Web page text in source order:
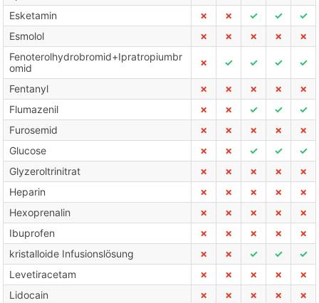
Esketamin
✗ ✗ ✓ ✓
✓
Esmolol
✗ ✗ ✗ ✗
✗
Fenoterolhydrobromid+Ipratropiumbr
omid
✗ ✓ ✓ ✓ ✓
Fentanyl ✗ ✗ ✗ ✗
✗
Flumazenil
✗ ✗ ✓ ✓
✓
Furosemid
✗ ✗ ✗ ✗
✗
Glucose
✗ ✗ ✓ ✓
✓
Glyzeroltrinitrat
✗ ✗ ✗ ✗
✗
Heparin
✗ ✗ ✗ ✗
✗
Hexoprenalin
✗ ✗ ✗ ✗
✗
Ibuprofen
✗ ✗ ✗ ✗
✗
kristalloide Infusionslösung
✗ ✗ ✓ ✓
✓
Levetiracetam
✗ ✗ ✗ ✗
✗
Lidocain
✗ ✗ ✗ ✗
✗